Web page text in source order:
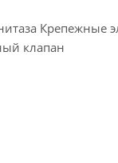
Крепежные
клапан